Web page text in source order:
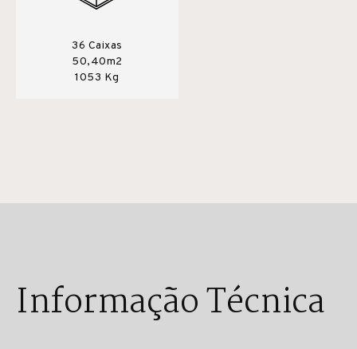
36 Caixas
50,40m2
1053 Kg
Informação Técnica